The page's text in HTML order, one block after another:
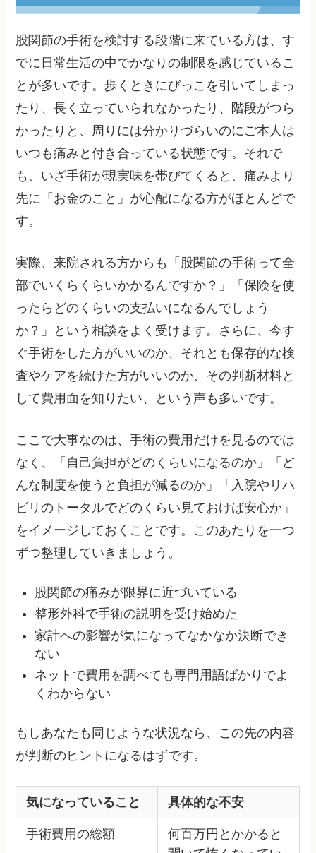
股関節の手術を検討する段階に来ている方は、す
でに日常生活の中でかなりの制限を感じているこ
とが多いです。歩くときにびっこを引いてしまっ
たり、長く立っていられなかったり、階段がつら
かったりと、周りには分かりづらいのにご本人は
いつも痛みと付き合っている状態です。それで
も、いざ手術が現実味を帯びてくると、痛みより
先に「お金のこと」が心配になる方がほとんどで
す。
実際、来院される方からも「股関節の手術って全
部でいくらくらいかかるんですか？」「保険を使
ったらどのくらいの支払いになるんでしょう
か？」という相談をよく受けます。さらに、今す
ぐ手術をした方がいいのか、それとも保存的な検
査やケアを続けた方がいいのか、その判断材料と
して費用面を知りたい、という声も多いです。
ここで大事なのは、手術の費用だけを見るのでは
なく、「自己負担がどのくらいになるのか」「ど
んな制度を使うと負担が減るのか」「入院やリハ
ビリのトータルでどのくらい見ておけば安心か」
をイメージしておくことです。このあたりを一つ
ずつ整理していきましょう。
股関節の痛みが限界に近づいている
整形外科で手術の説明を受け始めた
家計への影響が気になってなかなか決断でき
ない
ネットで費用を調べても専門用語ばかりでよ
くわからない
もしあなたも同じような状況なら、この先の内容
が判断のヒントになるはずです。
気になっていること 具体的な不安
手術費用の総額
何百万円とかかると